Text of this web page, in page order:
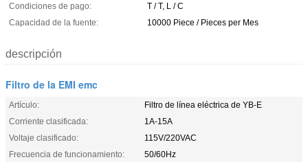
Condiciones de pago:
T / T, L / C
Capacidad de la fuente:
10000 Piece / Pieces per Mes
descripción
Filtro de la EMI emc
Artículo:
Filtro de línea eléctrica de YB-E
Corriente clasificada:
1A-15A
Voltaje clasificado:
115V/220VAC
Frecuencia de funcionamiento:
50/60Hz